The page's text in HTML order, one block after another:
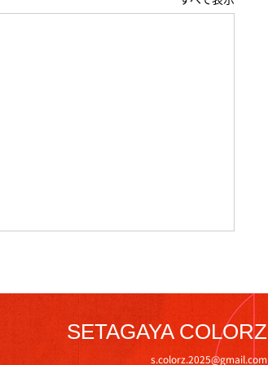
7月31日練習試合
SETAGAYA COLORZ
s.colorz.2025@gmail.com